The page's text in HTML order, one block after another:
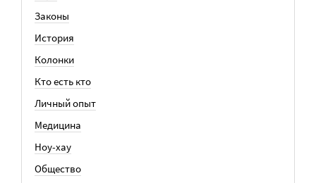
Законы
История
Колонки
Кто есть кто
Личный опыт
Медицина
Ноу-хау
Общество